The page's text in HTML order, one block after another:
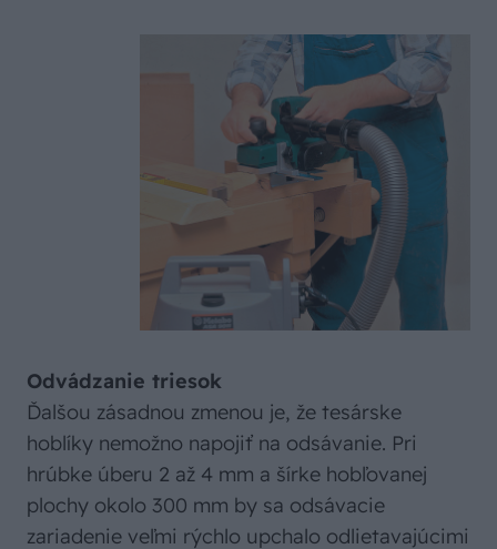
Odvádzanie triesok
Ďalšou zásadnou zmenou je, že tesárske
hoblíky nemožno napojiť na odsávanie. Pri
hrúbke úberu 2 až 4 mm a šírke hobľovanej
plochy okolo 300 mm by sa odsávacie
zariadenie veľmi rýchlo upchalo odlietavajúcimi